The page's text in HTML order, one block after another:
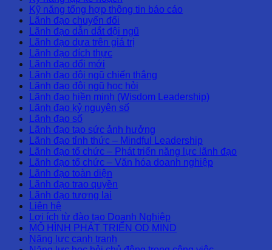
Kỹ năng tổng hợp thông tin báo cáo
Lãnh đạo chuyển đổi
Lãnh đạo dẫn dắt đội ngũ
Lãnh đạo dựa trên giá trị
Lãnh đạo đích thực
Lãnh đạo đổi mới
Lãnh đạo đội ngũ chiến thắng
Lãnh đạo đội ngũ học hỏi
Lãnh đạo hiền minh (Wisdom Leadership)
Lãnh đạo kỷ nguyên số
Lãnh đạo số
Lãnh đạo tạo sức ảnh hưởng
Lãnh đạo tỉnh thức – Mindful Leadership
Lãnh đạo tổ chức – Phát triển năng lực lãnh đạo
Lãnh đạo tổ chức – Văn hóa doanh nghiệp
Lãnh đạo toàn diện
Lãnh đạo trao quyền
Lãnh đạo tương lai
Liên hệ
Lợi ích từ đào tạo Doanh Nghiệp
MÔ HÌNH PHÁT TRIỂN OD MIND
Năng lực cạnh tranh